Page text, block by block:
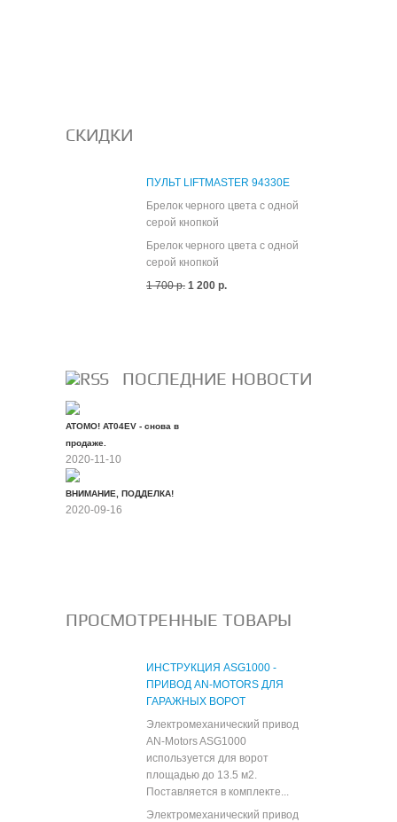
СКИДКИ
ПУЛЬТ LIFTMASTER 94330E
Брелок черного цвета с одной
серой кнопкой
Брелок черного цвета с одной
серой кнопкой
1 700 р. 1 200 р.
ПОСЛЕДНИЕ НОВОСТИ
ATOMO! AT04EV - снова в
продаже.
2020-11-10
ВНИМАНИЕ, ПОДДЕЛКА!
2020-09-16
ПРОСМОТРЕННЫЕ ТОВАРЫ
ИНСТРУКЦИЯ ASG1000 -
ПРИВОД AN-MOTORS ДЛЯ
ГАРАЖНЫХ ВОРОТ
Электромеханический привод
AN-Motors ASG1000
используется для ворот
площадью до 13.5 м2.
Поставляется в комплекте...
Электромеханический привод